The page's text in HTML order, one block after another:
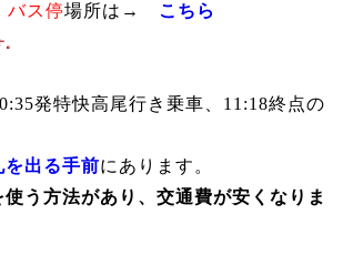
バス停場所は→ こちら
発特快高尾行き乗車、11:18終点の
を出る手前にあります。
う方法があり、交通費が安くなりま